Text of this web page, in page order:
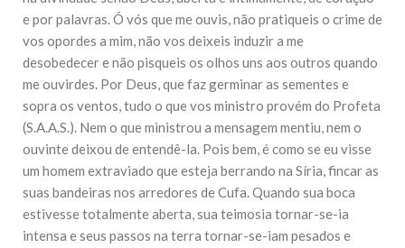
10 DE NOVEMBRO DE 2013
Falecimento do Imam Ali Ibn Al-Hussein
(A.S.)
Em nome de Deus, o Clemente, o Misericordioso! Diante da
muçulmanos, o Imam Ali Ibn Al-Hussein Ibn Ali Ibn Abi Táleb
(A.S.), conhecido por “Zein Al-Ábidin” (Formosura
NOTÍCIAS
Centro Islâmico no Brasil recebe o ex-
ministro das Relações Exteriores da
República Islâmica do Irã
e por palavras. Ó vós que me ouvis, não pratiqueis o crime de
vos opordes a mim, não vos deixeis induzir a me
desobedecer e não pisqueis os olhos uns aos outros quando
me ouvirdes. Por Deus, que faz germinar as sementes e
sopra os ventos, tudo o que vos ministro provém do Profeta
(S.A.A.S.). Nem o que ministrou a mensagem mentiu, nem o
ouvinte deixou de entendê-la. Pois bem, é como se eu visse
um homem extraviado que esteja berrando na Síria, fincar as
suas bandeiras nos arredores de Cufa. Quando sua boca
estivesse totalmente aberta, sua teimosia tornar-se-ia
intensa e seus passos na terra tornar-se-iam pesados e